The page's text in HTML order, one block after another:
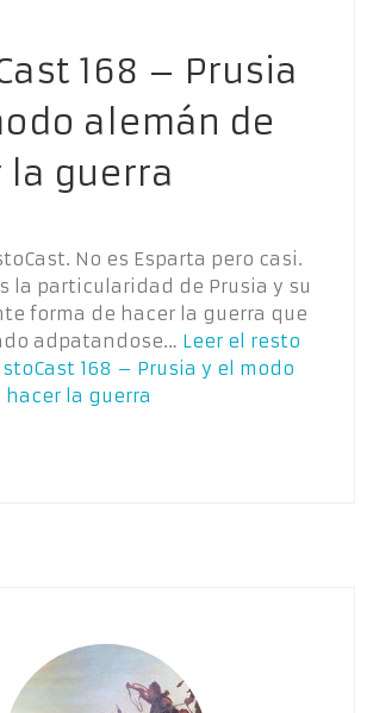
de letra
168 – Prusia
alemán de
la guerra
No es Esparta pero casi.
la particularidad de Prusia y su
forma de hacer la guerra que
adpatandose… Leer el resto
168 – Prusia y el modo
la guerra